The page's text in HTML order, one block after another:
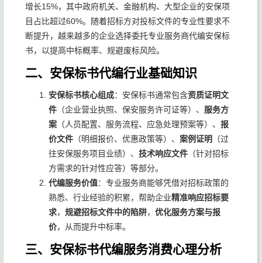
增长15%，其中政府机关、金融机构、大型企业的安保项
目占比超过60%。随着招标方对投标文件的专业性要求不
断提升，越来越多的企业选择委托专业服务商代编安保标
书，以提高中标概率、规避废标风险。
二、安保标书代编行业基础知识
安保标书核心组成：安保标书通常包含资质证明文
件 （企业营业执照、保安服务许可证等）、 服务方
案 （人员配置、服务流程、应急处理预案等）、 报
价文件 （明细报价、优惠政策等）、 案例证明
（过
往安保服务项目业绩）、 技术响应文件 （针对招标
方需求的针对性应答）等部分。
代编服务价值：专业服务商能够凭借对招标政策的
熟悉、行业经验的积累，帮助企业精准响应招标要
求， 规避招标文件中的陷阱， 优化服务方案与报
价，从而提升中标率。
三、安保标书代编服务消费心理分析